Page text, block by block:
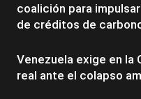
coalición para
de créditos de
Venezuela exige en la
real ante el colapso